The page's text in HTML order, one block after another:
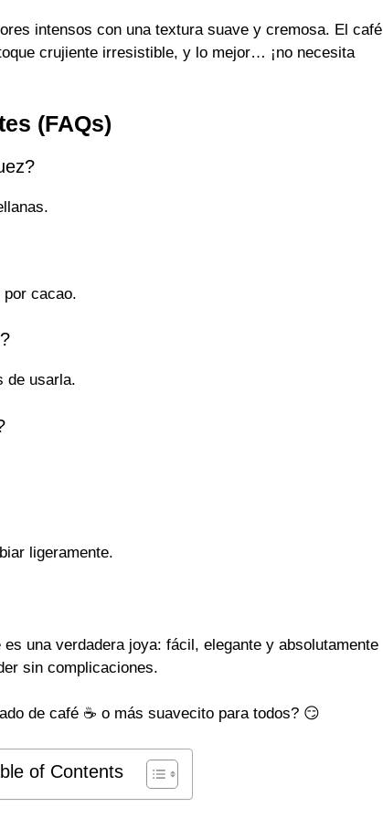
intensos con una textura suave y cremosa. El café
crujiente irresistible, y lo mejor… ¡no necesita
(FAQs)
cacao.
de usarla.
ligeramente.
una verdadera joya: fácil, elegante y absolutamente
sin complicaciones.
de café ☕ o más suavecito para todos? 😏
of Contents